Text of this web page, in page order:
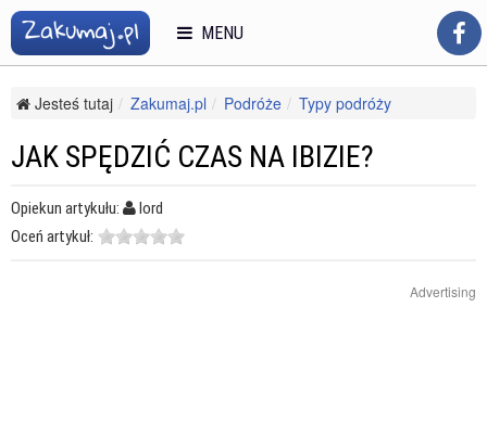
Jesteś tutaj Zakumaj.pl Podróże
Typy podróży
JAK SPĘDZIĆ CZAS NA IBIZIE?
Opiekun artykułu:
lord
Oceń artykuł:
Advertising
MENU